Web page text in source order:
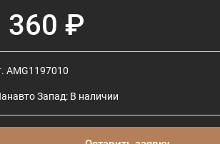
360 ₽
AMG1197010
Запад: В наличии